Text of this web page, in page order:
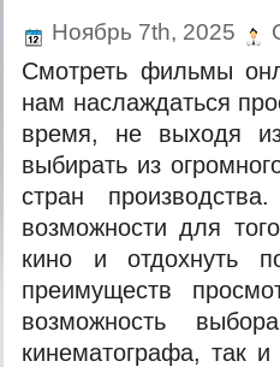
Ноябрь 7th, 2025
Смотреть фильмы
нам наслаждаться
время, не выходя
выбирать из
стран
возможности для
кино и отдохнуть
преимуществ
возможность
кинематографа, так